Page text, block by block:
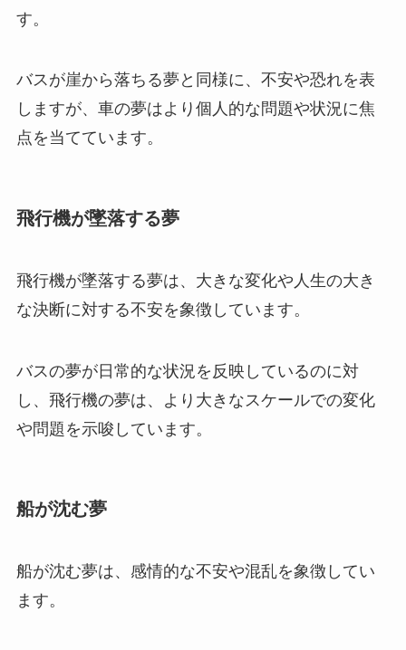
す。
バスが崖から落ちる夢と同様に、不安や恐れを表
しますが、車の夢はより個人的な問題や状況に焦
点を当てています。
飛行機が墜落する夢
飛行機が墜落する夢は、大きな変化や人生の大き
な決断に対する不安を象徴しています。
バスの夢が日常的な状況を反映しているのに対
し、飛行機の夢は、より大きなスケールでの変化
や問題を示唆しています。
船が沈む夢
船が沈む夢は、感情的な不安や混乱を象徴してい
ます。